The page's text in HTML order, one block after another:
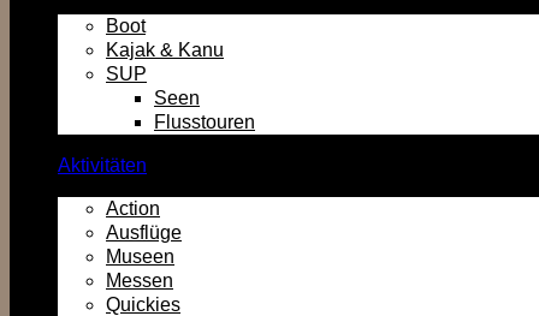
Boot
Kajak & Kanu
SUP
Seen
Flusstouren
Aktivitäten
Action
Ausflüge
Museen
Messen
Quickies